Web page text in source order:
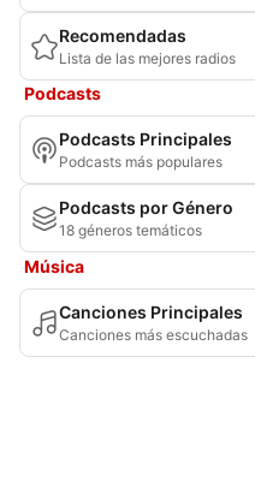
Recomendadas
Lista de las mejores radios
Podcasts
Podcasts Principales
Podcasts más populares
Podcasts por Género
18 géneros temáticos
Música
Canciones Principales
Canciones más escuchadas